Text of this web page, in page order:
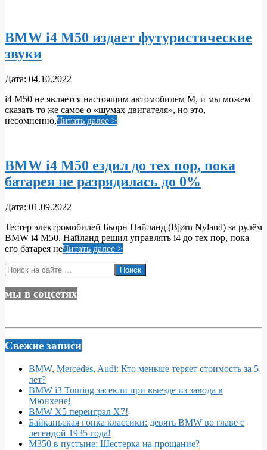
BMW i4 M50 издает футуристические
звуки
2022-
04
Дата: 04.10.2022
i4 M50 не является настоящим автомобилем М, и мы можем
сказать то же самое о «шумах двигателя», но это,
несомненно,Читать далее >
BMW i4 M50 ездил до тех пор, пока
батарея не разрядилась до 0%
2022-
01
Дата: 01.09.2022
Тестер электромобилей Бьорн Найланд (Bjørn Nyland) за рулём
BMW i4 M50. Найланд решил управлять i4 до тех пор, пока
его батарея неЧитать далее >
Поиск
мы в соцсетях
Свежие записи
BMW, Mercedes, Audi: Кто меньше теряет стоимость за 5
лет?
BMW i3 Touring засекли при выезде из завода в
Мюнхене!
BMW X5 переиграл X7!
Байканьская гонка классики: девять BMW во главе с
легендой 1935 года!
M350 в пустыне: Шестерка на прощание?